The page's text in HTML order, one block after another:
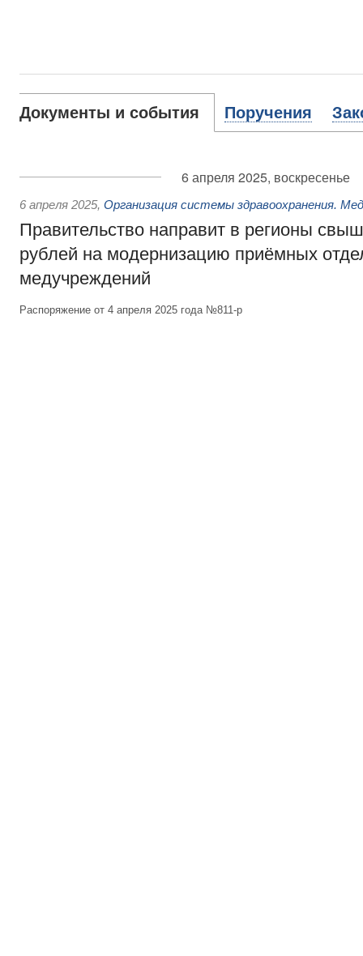
Документы и события Поручения
6 апреля 2025, воскресенье
6 апреля 2025, Организация системы здравоохранения.
Правительство направит в регионы
рублей на модернизацию приёмных
медучреждений
Распоряжение от 4 апреля 2025 года №811-р